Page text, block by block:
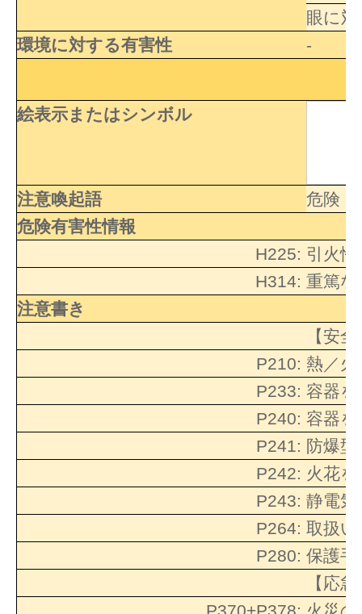
眼に
環境に対する有害性
-
絵表示またはシンボル
注意喚起語
危険
危険有害性情報
H225: 引火
H314: 重篤
注意書き
【安
P210: 熱／
P233: 容器
P240: 容器
P241: 防爆
P242: 火花
P243: 静電
P264: 取扱
P280: 保護手
【応